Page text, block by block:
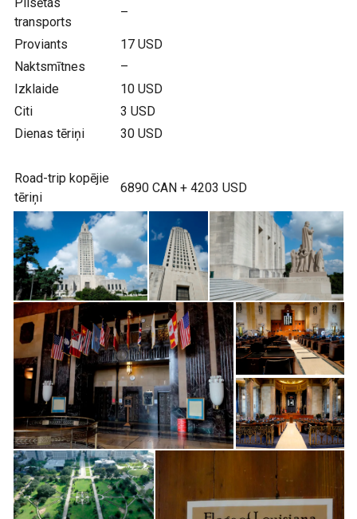
Pilsētas
transports
–
Proviants
17 USD
Naktsmītnes
–
Izklaide
10 USD
Citi
3 USD
Dienas tēriņi
30 USD
Road-trip kopējie
tēriņi
6890 CAN + 4203 USD